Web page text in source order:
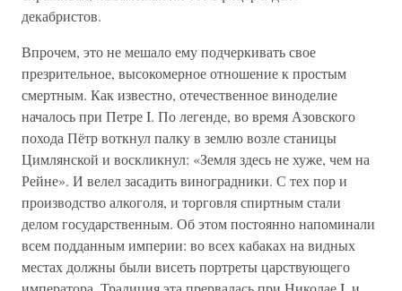
декабристов.
Впрочем, это не мешало ему подчеркивать свое
презрительное, высокомерное отношение к простым
смертным. Как известно, отечественное виноделие
началось при Петре I. По легенде, во время Азовского
похода Пётр воткнул палку в землю возле станицы
Цимлянской и воскликнул: «Земля здесь не хуже, чем на
Рейне». И велел засадить виноградники. С тех пор и
производство алкоголя, и торговля спиртным стали
делом государственным. Об этом постоянно напоминали
всем подданным империи: во всех кабаках на видных
местах должны были висеть портреты царствующего